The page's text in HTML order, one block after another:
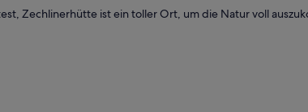
Zechlinerhütte ist ein toller Ort, um die Natur voll